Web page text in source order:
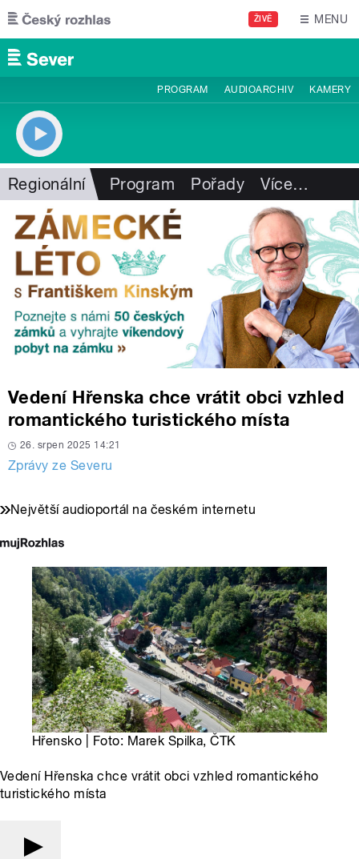
Přejít k hlavnímu obsahu
ŽIVĚ MENU
PROGRAM AUDIOARCHIV KAMERY
Regionální Program Pořady Více…
Vedení Hřenska chce vrátit obci vzhled
romantického turistického místa
26. srpen 2025 14:21
Zprávy ze Severu
Největší audioportál na českém internetu
Hřensko | Foto: Marek Spilka, ČTK
Vedení Hřenska chce vrátit obci vzhled romantického
turistického místa